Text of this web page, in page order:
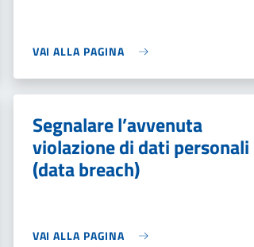
VAI ALLA PAGINA
Segnalare l’avvenuta
violazione di dati personali
(data breach)
VAI ALLA PAGINA